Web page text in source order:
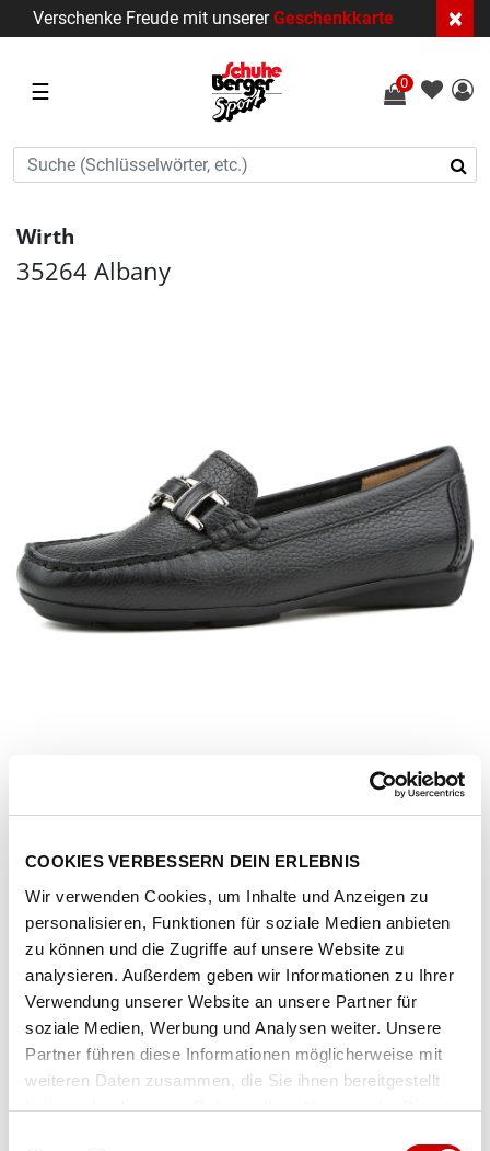
COOKIES VERBESSERN DEIN ERLEBNIS
Wir verwenden Cookies, um Inhalte und Anzeigen zu
personalisieren, Funktionen für soziale Medien anbieten
zu können und die Zugriffe auf unsere Website zu
analysieren. Außerdem geben wir Informationen zu Ihrer
Verwendung unserer Website an unsere Partner für
soziale Medien, Werbung und Analysen weiter. Unsere
Partner führen diese Informationen möglicherweise mit
weiteren Daten zusammen, die Sie ihnen bereitgestellt
haben oder die sie im Rahmen Ihrer Nutzung der Dienste
Verschenke Freude mit unsererGeschenkkarte ×
☰ 0
Wirth
35264 Albany
Artikel-Nr.35264-preto
Farbe preto